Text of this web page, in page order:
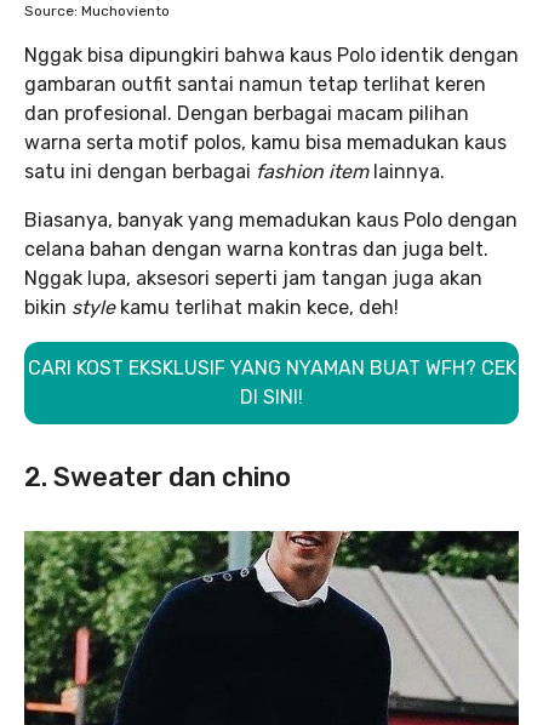
Source: Muchoviento
Nggak bisa dipungkiri bahwa kaus Polo identik dengan
gambaran outfit santai namun tetap terlihat keren
dan profesional. Dengan berbagai macam pilihan
warna serta motif polos, kamu bisa memadukan kaus
satu ini dengan berbagai fashion item lainnya.
Biasanya, banyak yang memadukan kaus Polo dengan
celana bahan dengan warna kontras dan juga belt.
Nggak lupa, aksesori seperti jam tangan juga akan
bikin style kamu terlihat makin kece, deh!
CARI KOST EKSKLUSIF YANG NYAMAN BUAT WFH? CEK
DI SINI!
2. Sweater dan chino